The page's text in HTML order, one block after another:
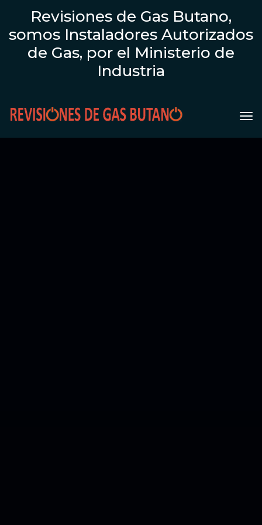
Revisiones de Gas Butano,
somos Instaladores Autorizados
de Gas, por el Ministerio de
Industria